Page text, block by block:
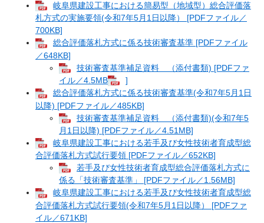
岐阜県建設工事における簡易型（地域型）総合評価落
札方式の実施要領(令和7年5月1日以降） [PDFファイル／
700KB]
総合評価落札方式に係る技術審査基準 [PDFファイル
／648KB]
技術審査基準補足資料 （添付書類) [PDFファ
イル／4.5MB
]
総合評価落札方式に係る技術審査基準(令和7年5月1日
以降) [PDFファイル／485KB]
技術審査基準補足資料 （添付書類)(令和7年5
月1日以降) [PDFファイル／4.51MB]
岐阜県建設工事における若手及び女性技術者育成型総
合評価落札方式試行要領 [PDFファイル／652KB]
若手及び女性技術者育成型総合評価落札方式に
係る「技術審査基準」 [PDFファイル／1.56MB]
岐阜県建設工事における若手及び女性技術者育成型総
合評価落札方式試行要領(令和7年5月1日以降） [PDFファ
イル／671KB]